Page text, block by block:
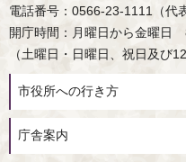
電話番号：0566-23-1111（代
開庁時間：月曜日から金曜日
（土曜日・日曜日、祝日及び
市役所への行き方
庁舎案内